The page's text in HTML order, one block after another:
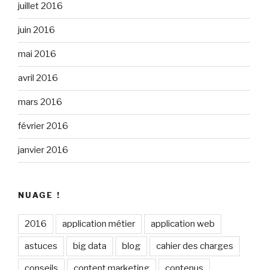
juillet 2016
juin 2016
mai 2016
avril 2016
mars 2016
février 2016
janvier 2016
NUAGE !
2016 application métier application web
astuces big data blog cahier des charges